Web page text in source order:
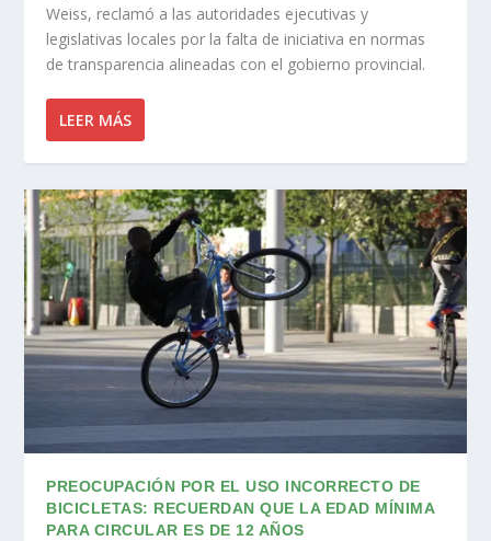
Weiss, reclamó a las autoridades ejecutivas y
legislativas locales por la falta de iniciativa en normas
de transparencia alineadas con el gobierno provincial.
LEER MÁS
PREOCUPACIÓN POR EL USO INCORRECTO DE
BICICLETAS: RECUERDAN QUE LA EDAD MÍNIMA
PARA CIRCULAR ES DE 12 AÑOS